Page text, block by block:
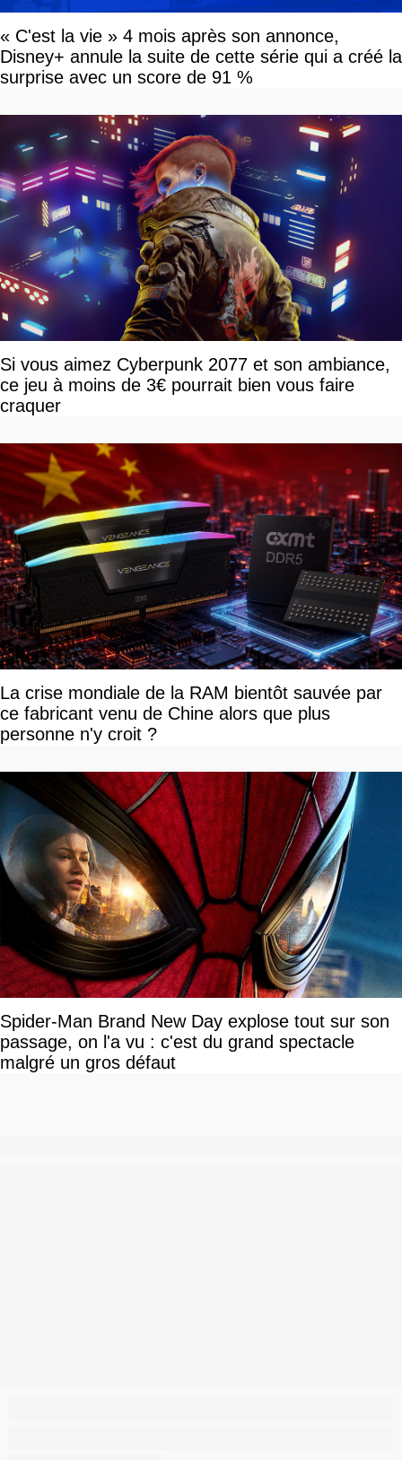
« C'est la vie » 4 mois après son annonce,
Disney+ annule la suite de cette série qui a créé la
surprise avec un score de 91 %
Si vous aimez Cyberpunk 2077 et son ambiance,
ce jeu à moins de 3€ pourrait bien vous faire
craquer
La crise mondiale de la RAM bientôt sauvée par
ce fabricant venu de Chine alors que plus
personne n'y croit ?
Spider-Man Brand New Day explose tout sur son
passage, on l'a vu : c'est du grand spectacle
malgré un gros défaut